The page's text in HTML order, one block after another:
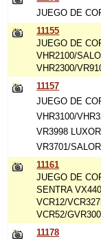
JUEGO DE
11155
JUEGO DE
VHR2100/
VHR2300/
11157
JUEGO DE
VHR3100/
VR3998
VR3701/
11161
JUEGO DE
SENTRA
VCR12/
VCR52/
11178